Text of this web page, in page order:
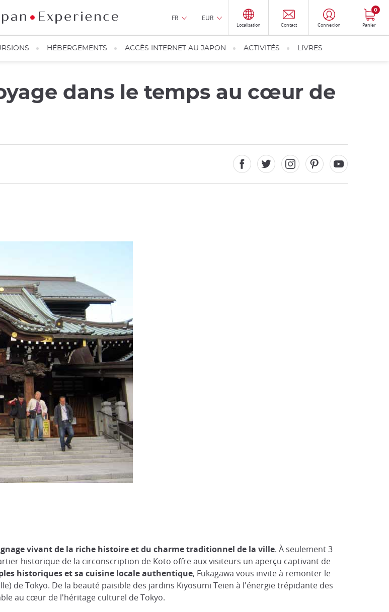
FR EUR
Localisation Contact Connexion Panier
0
HÉBERGEMENTS ACCÈS INTERNET AU JAPON ACTIVITÉS LIVRES
dans le temps au cœur de
vivant de la riche histoire et du charme traditionnel de la ville. À seulement 3
historique de la circonscription de Koto offre aux visiteurs un aperçu captivant de
historiques et sa cuisine locale authentique, Fukagawa vous invite à remonter le
de Tokyo. De la beauté paisible des jardins Kiyosumi Teien à l'énergie trépidante des
au cœur de l'héritage culturel de Tokyo.